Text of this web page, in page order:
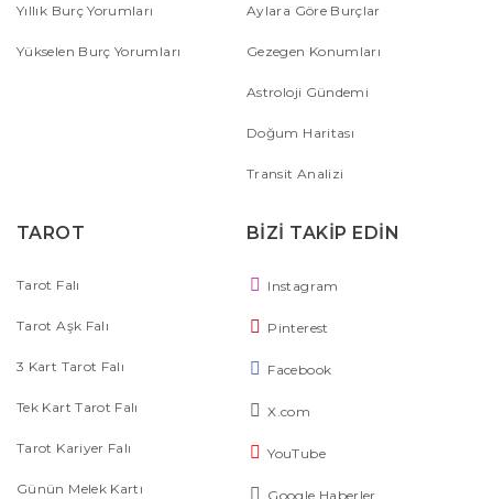
Yıllık Burç Yorumları
Yükselen Burç Yorumları
Aylara Göre Burçlar
Gezegen Konumları
Astroloji Gündemi
Doğum Haritası
Transit Analizi
TAROT
Tarot Falı
Tarot Aşk Falı
3 Kart Tarot Falı
Tek Kart Tarot Falı
Tarot Kariyer Falı
Günün Melek Kartı
BİZİ TAKİP EDİN
Instagram
Pinterest
Facebook
X.com
YouTube
Google Haberler